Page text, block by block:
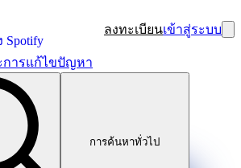
ลงทะเบียนเข้าสู่ระบบ
ารแก้ไขปัญหา
การค้นหาทั่วไป